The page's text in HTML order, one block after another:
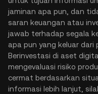
jaminan apa pun, dan
saran keuangan atau
jawab terhadap segala
apa pun yang keluar dari
Berinvestasi di aset
mengevaluasi risiko
cermat berdasarkan
informasi lebih lanjut,